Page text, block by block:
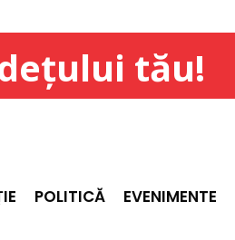
tău!
POLITICĂ EVENIMENTE